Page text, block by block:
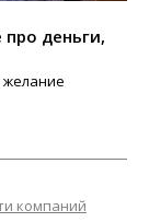
деньги,
компаний